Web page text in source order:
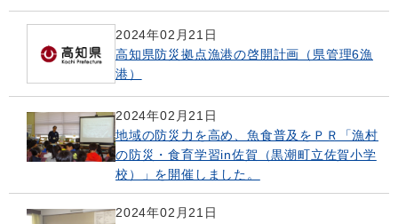
2024年02月21日
高知県防災拠点漁港の啓開計画（県管理6漁
港）
2024年02月21日
地域の防災力を高め、魚食普及をＰＲ「漁村
の防災・食育学習in佐賀（黒潮町立佐賀小学
校）」を開催しました。
2024年02月21日